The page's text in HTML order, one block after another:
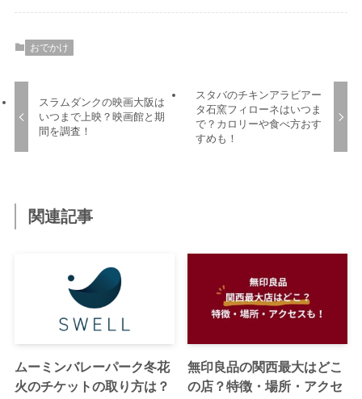
おでかけ
スラムダンクの映画大阪は
いつまで上映？映画館と期
間を調査！
スタバのチキンアラビアー
タ石窯フィローネはいつま
で？カロリーや食べ方おす
すめも！
関連記事
ムーミンバレーパーク冬花
火のチケットの取り方は？
無印良品の関西最大はどこ
の店？特徴・場所・アクセ